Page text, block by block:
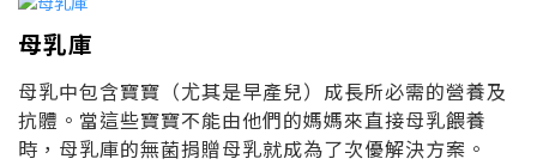
母乳庫
母乳中包含寶寶（尤其是早產兒）成長所必需的營養及
抗體。當這些寶寶不能由他們的媽媽來直接母乳餵養
時，母乳庫的無菌捐贈母乳就成為了次優解決方案。